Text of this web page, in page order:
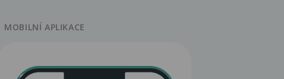
MOBILNÍ APLIKACE